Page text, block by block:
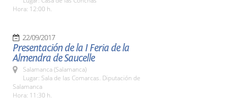
Hora: 12:00 h.
22/09/2017
Presentación de la I Feria de la
Almendra de Saucelle
Salamanca (Salamanca)
Lugar: Sala de las Comarcas. Diputación de
Salamanca
Hora: 11:30 h.